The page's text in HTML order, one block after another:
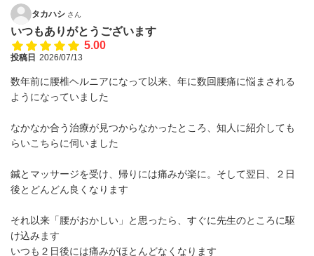
タカハシ さん
いつもありがとうございます
5.00
投稿日 2026/07/13
数年前に腰椎ヘルニアになって以来、年に数回腰痛に悩まされる
ようになっていました
なかなか合う治療が見つからなかったところ、知人に紹介しても
らいこちらに伺いました
鍼とマッサージを受け、帰りには痛みが楽に。そして翌日、２日
後とどんどん良くなります
それ以来「腰がおかしい」と思ったら、すぐに先生のところに駆
け込みます
いつも２日後には痛みがほとんどなくなります